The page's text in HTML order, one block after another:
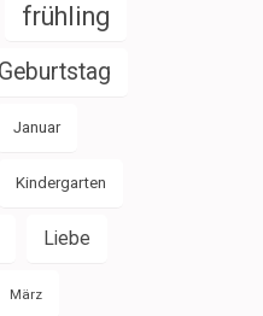
frühling
Geburtstag
Januar
Kindergarten
Liebe
März